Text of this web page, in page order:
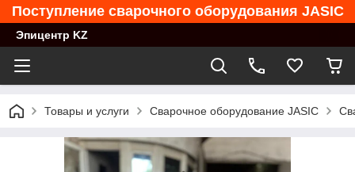
Поступление сварочного оборудования JASIC
Эпицентр KZ
Товары и услуги Сварочное оборудование JASIC